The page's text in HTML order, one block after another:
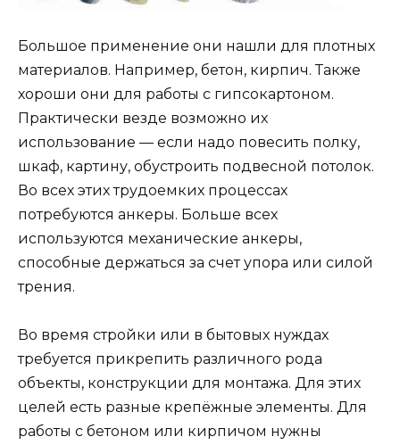
Большое применение они нашли для плотных
материалов. Например, бетон, кирпич. Также
хороши они для работы с гипсокартоном.
Практически везде возможно их
использование — если надо повесить полку,
шкаф, картину, обустроить подвесной потолок.
Во всех этих трудоемких процессах
потребуются анкеры. Больше всех
используются механические анкеры,
способные держаться за счет упора или силой
трения.
Во время стройки или в бытовых нуждах
требуется прикрепить различного рода
объекты, конструкции для монтажа. Для этих
целей есть разные крепёжные элементы. Для
работы с бетоном или кирпичом нужны